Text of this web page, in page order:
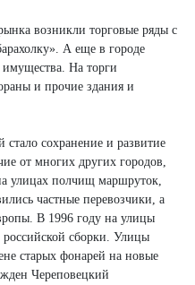
возникли торговые ряды с
А еще в городе
имущества. На торги
и прочие здания и
стало сохранение и развитие
от многих других городов,
улицах полчищ маршруток,
частные перевозчики, а
В 1996 году на улицы
сборки. Улицы
старых фонарей на новые
Череповецкий